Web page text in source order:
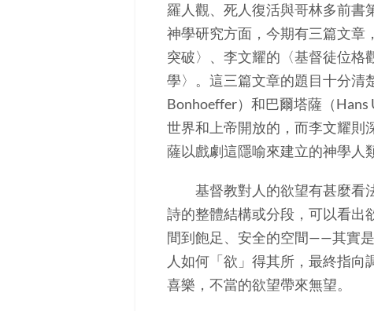
羅人觀、死人復活與哥林多前書
神學研究方面，今期有三篇文章
突破〉、李文耀的〈基督徒位格
學〉。這三篇文章的題目十分清
Bonhoeffer）和巴爾塔薩（
世界和上帝開放的，而李文耀則
薩以戲劇這隱喻來建立的神學人
基督教對人的欲望有甚麼看法
詩的整體結構或分段，可以看
間到飽足、安全的空間——其實
人如何「欲」得其所，最終指
喜樂，不當的欲望帶來無望。